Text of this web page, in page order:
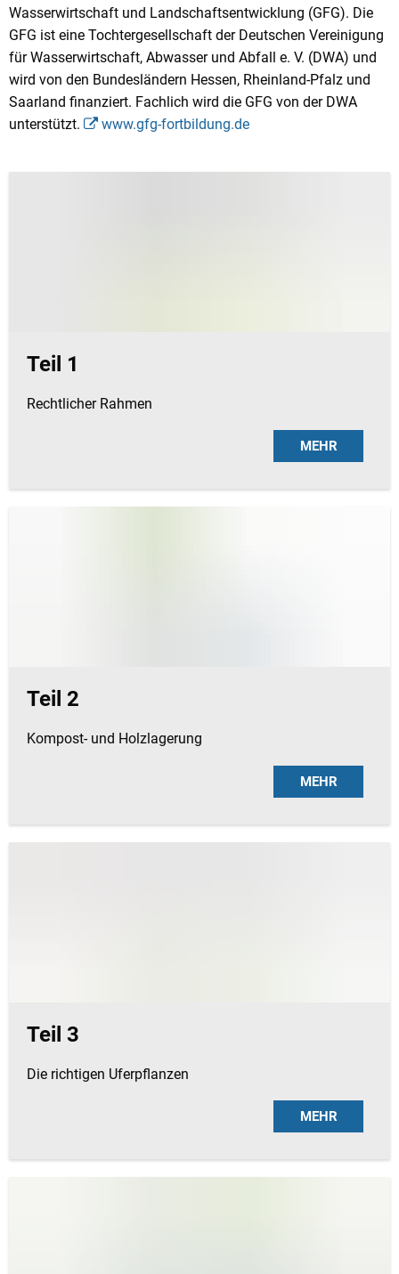
Wasserwirtschaft und Landschaftsentwicklung (GFG). Die
GFG ist eine Tochtergesellschaft der Deutschen Vereinigung
für Wasserwirtschaft, Abwasser und Abfall e. V. (DWA) und
wird von den Bundesländern Hessen, Rheinland-Pfalz und
Saarland finanziert. Fachlich wird die GFG von der DWA
unterstützt.
www.gfg-fortbildung.de
Teil 1
Rechtlicher Rahmen
MEHR
Teil 2
Kompost- und Holzlagerung
MEHR
Teil 3
Die richtigen Uferpflanzen
MEHR